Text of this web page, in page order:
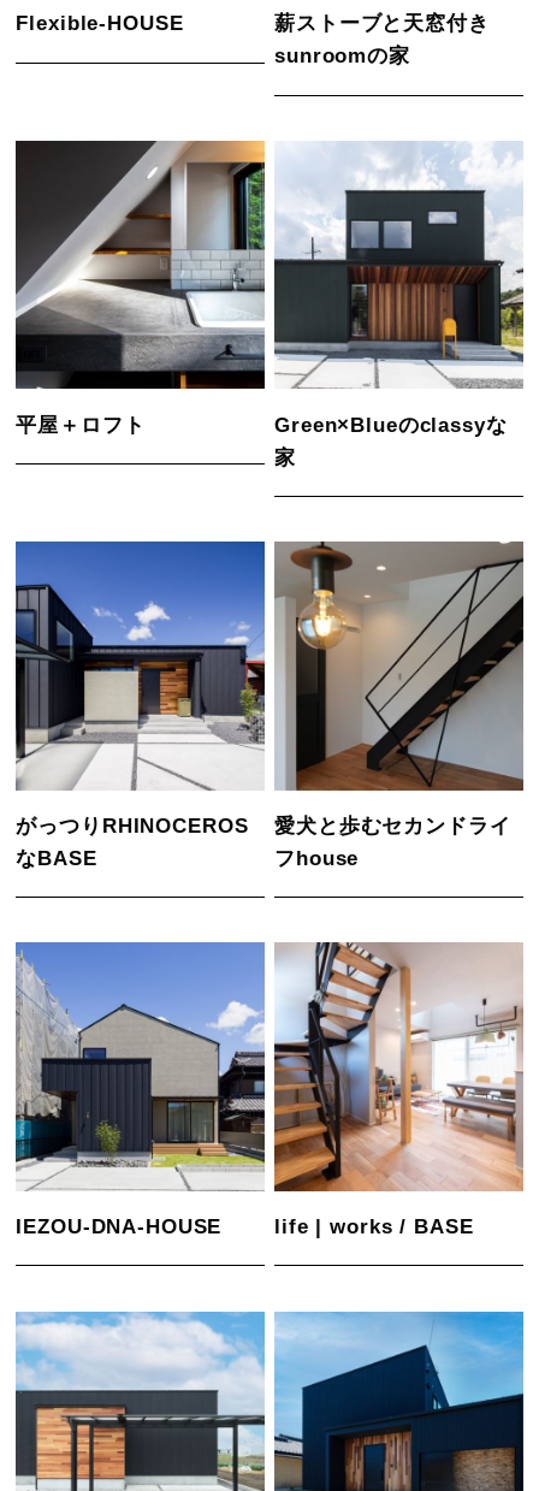
Flexible-HOUSE
薪ストーブと天窓付き
sunroomの家
平屋＋ロフト
Green×Blueのclassyな
家
がっつりRHINOCEROS
なBASE
愛犬と歩むセカンドライ
フhouse
IEZOU-DNA-HOUSE life | works / BASE